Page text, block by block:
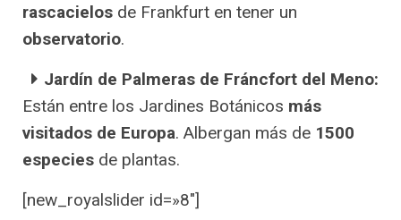
rascacielos de Frankfurt en tener un
observatorio.
Jardín de Palmeras de Fráncfort del Meno:
Están entre los Jardines Botánicos más
visitados de Europa. Albergan más de 1500
especies de plantas.
[new_royalslider id=»8″]